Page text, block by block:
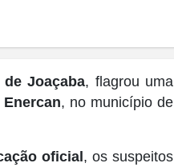
de Joaçaba, flagrou uma
, no município de
oficial , os suspeitos